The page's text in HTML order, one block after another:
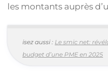
les montants auprès
isez aussi : Le smic net:
budget d’une PME en 2025